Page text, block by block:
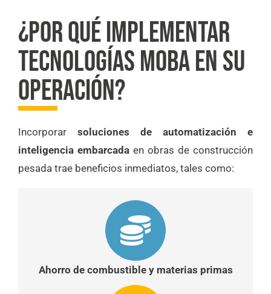
¿POR QUÉ IMPLEMENTAR
TECNOLOGÍAS MOBA EN SU
OPERACIÓN?
Incorporar soluciones de automatización e
inteligencia embarcada en obras de construcción
pesada trae beneficios inmediatos, tales como:
Ahorro de combustible y materias primas